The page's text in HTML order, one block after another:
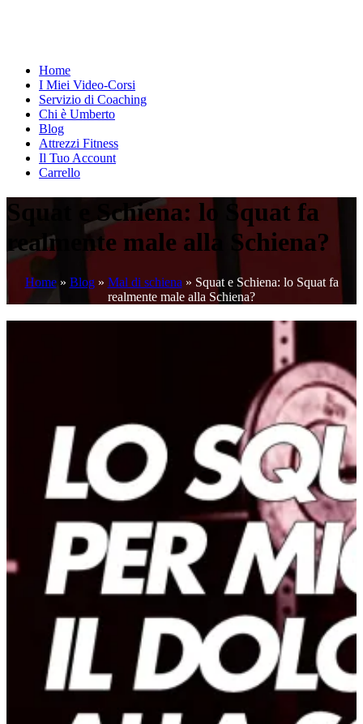
Home
I Miei Video-Corsi
Servizio di Coaching
Chi è Umberto
Blog
Attrezzi Fitness
Il Tuo Account
Carrello
Squat e Schiena: lo Squat fa
realmente male alla Schiena?
Home» Blog» Mal di schiena » Squat e Schiena: lo Squat fa
realmente male alla Schiena?